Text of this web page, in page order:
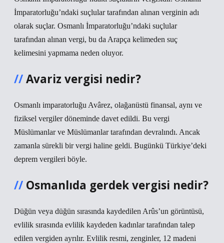
İmparatorluğu’ndaki suçlular tarafından alınan verginin adı
olarak suçlar. Osmanlı İmparatorluğu’ndaki suçlular
tarafından alınan vergi, bu da Arapça kelimeden suç
kelimesini yapmama neden oluyor.
Avariz vergisi nedir?
Osmanlı imparatorluğu Avârez, olağanüstü finansal, aynı ve
fiziksel vergiler döneminde davet edildi. Bu vergi
Müslümanlar ve Müslümanlar tarafından devralındı. Ancak
zamanla sürekli bir vergi haline geldi. Bugünkü Türkiye’deki
deprem vergileri böyle.
Osmanlıda gerdek vergisi nedir?
Düğün veya düğün sırasında kaydedilen Arûs’un görüntüsü,
evlilik sırasında evlilik kaydeden kadınlar tarafından talep
edilen vergiden ayrılır. Evlilik resmi, zenginler, 12 madeni